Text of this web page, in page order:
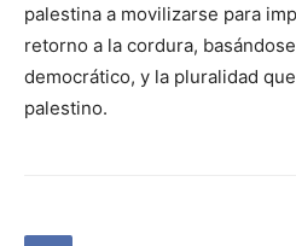
palestina a movilizarse para
retorno a la cordura,
democrático, y la pluralidad
palestino.